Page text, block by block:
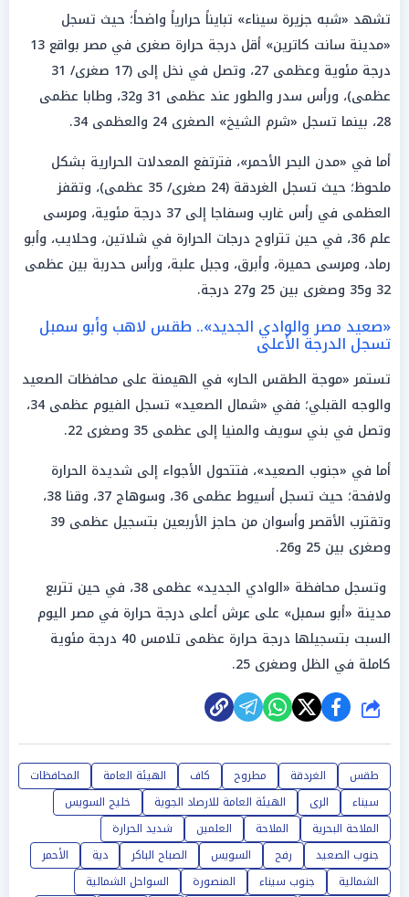
تشهد «شبه جزيرة سيناء» تبايناً حرارياً واضحاً؛ حيث تسجل
«مدينة سانت كاترين» أقل درجة حرارة صغرى في مصر بواقع 13
درجة مئوية وعظمى 27، وتصل في نخل إلى (17 صغرى/ 31
عظمى)، ورأس سدر والطور عند عظمى 31 و32، وطابا عظمى
28، بينما تسجل «شرم الشيخ» الصغرى 24 والعظمى 34.
أما في «مدن البحر الأحمر»، فترتفع المعدلات الحرارية بشكل
ملحوظ؛ حيث تسجل الغردقة (24 صغرى/ 35 عظمى)، وتقفز
العظمى في رأس غارب وسفاجا إلى 37 درجة مئوية، ومرسى
علم 36، في حين تتراوح درجات الحرارة في شلاتين، وحلايب، وأبو
رماد، ومرسى حميرة، وأبرق، وجبل علبة، ورأس حدربة بين عظمى
32 و35 وصغرى بين 25 و27 درجة.
«صعيد مصر والوادي الجديد».. طقس لاهب وأبو سمبل
تسجل الدرجة الأعلى
تستمر «موجة الطقس الحار» في الهيمنة على محافظات الصعيد
والوجه القبلي؛ ففي «شمال الصعيد» تسجل الفيوم عظمى 34،
وتصل في بني سويف والمنيا إلى عظمى 35 وصغرى 22.
أما في «جنوب الصعيد»، فتتحول الأجواء إلى شديدة الحرارة
ولافحة؛ حيث تسجل أسيوط عظمى 36، وسوهاج 37، وقنا 38،
وتقترب الأقصر وأسوان من حاجز الأربعين بتسجيل عظمى 39
وصغرى بين 25 و26.
وتسجل محافظة «الوادي الجديد» عظمى 38، في حين تتربع
مدينة «أبو سمبل» على عرش أعلى درجة حرارة في مصر اليوم
السبت بتسجيلها درجة حرارة عظمى تلامس 40 درجة مئوية
كاملة في الظل وصغرى 25.
شارك
طقس الغردقة مطروح كاف الهيئة العامة
المحافظات
سيناء
الرى الهيئة العامة للارصاد الجوية
خليج السويس
الملاحة البحرية
الملاحة العلمين
شديد الحرارة
جنوب الصعيد
رفح السويس الصباح الباكر دية
الأحمر
الشمالية
جنوب سيناء المنصورة
السواحل الشمالية